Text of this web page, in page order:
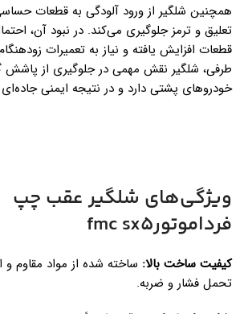
همچنین شلگیر از ورود آلودگی به قطعات
تعلیق و ترمز جلوگیری می‌کند. در نبود آن،
قطعات افزایش یافته و نیاز به تعمیرات
طرفی، شلگیر نقش مهمی در جلوگیری از
خودروهای پشتی دارد و در نتیجه ایمنی
ویژگی‌های شلگیر عقب چپ
فرداموتورfmc sx5
کیفیت ساخت بالا: ساخته شده از مواد مقاوم و
تحمل فشار و ضربه.